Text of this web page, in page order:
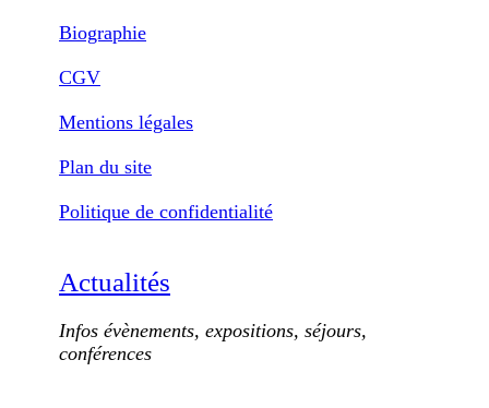
Biographie
CGV
Mentions légales
Plan du site
Politique de confidentialité
Actualités
Infos évènements, expositions, séjours,
conférences